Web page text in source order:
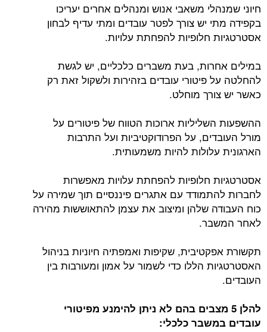
חיוני שמנהלי משאבי אנוש ומנהלים אחרים יעריכו
בקפידה מתי יש צורך לפטר עובדים ומתי עדיף לבחון
אסטרטגיות חלופיות להפחתת עלויות.
במילים אחרות, בעת משברים כלכליים, יש לגשת
להחלטה על פיטורי עובדים בזהירות ולשקול זאת רק
כאשר יש צורך מוחלט.
ההשפעות השליליות ארוכות הטווח של פיטורים על
מורל העובדים, על הפרודוקטיביות ועל התרבות
הארגונית עלולות להיות משמעותית.
אסטרטגיות חלופיות להפחתת עלויות מאפשרות
לחברות להתמודד עם אתגרים פיננסיים תוך שמירה על
כוח העבודה שלהן ומיצוב את עצמן להתאוששות מהירה
לאחר המשבר.
תקשורת אפקטיבית, שקיפות ואמפתיה חיוניות בניהול
האסטרטגיות הללו כדי לשמור על אמון ומעורבות בין
העובדים.
להלן 5 מצבים בהם לא ניתן להימנע מפיטורי
עובדים במשבר כלכלי: